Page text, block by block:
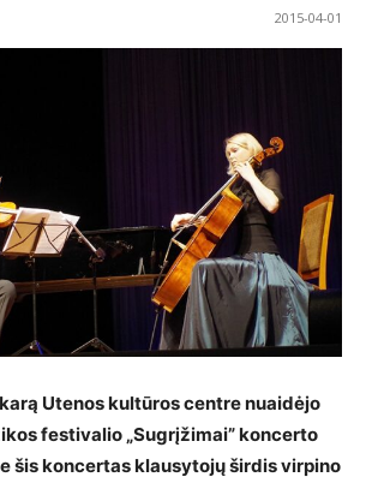
2015-04-01
Utenos kultūros centre nuaidėjo
festivalio „Sugrįžimai” koncerto
šis koncertas klausytojų širdis virpino